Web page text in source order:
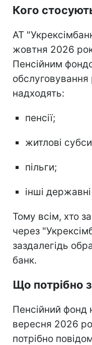
Кого
АТ
жовтня 2026
Пенсійним
обслуговування
надходять:
пенсії;
житлові
пільги;
інші
Тому всім, хто
через
заздалегідь
банк.
Що потрібно
Пенсійний фонд
вересня 2026
потрібно